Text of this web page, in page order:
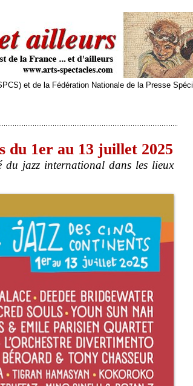
et de la Fédération Nationale de la Presse
du 1er au 13 juillet 2025
jazz international dans les lieux